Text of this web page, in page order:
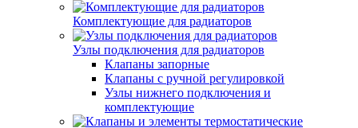
Комплектующие для радиаторов
Узлы подключения для радиаторов
Клапаны запорные
Клапаны с ручной регулировкой
Узлы нижнего подключения и
комплектующие